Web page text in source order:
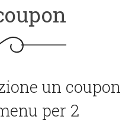
un coupon
per 2